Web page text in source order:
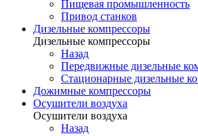
Пищевая промышленность
Привод станков
Дизельные компрессоры
Дизельные компрессоры
Назад
Передвижные дизельные
Стационарные дизельные
Дожимные компрессоры
Осушители воздуха
Осушители воздуха
Назад